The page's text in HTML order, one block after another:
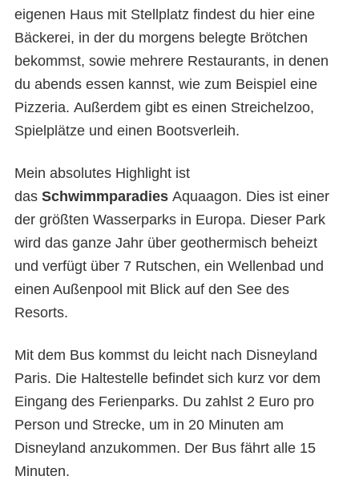
eigenen Haus mit Stellplatz findest du hier eine
Bäckerei, in der du morgens belegte Brötchen
bekommst, sowie mehrere Restaurants, in denen
du abends essen kannst, wie zum Beispiel eine
Pizzeria. Außerdem gibt es einen Streichelzoo,
Spielplätze und einen Bootsverleih.
Mein absolutes Highlight ist
das Schwimmparadies Aquaagon. Dies ist einer
der größten Wasserparks in Europa. Dieser Park
wird das ganze Jahr über geothermisch beheizt
und verfügt über 7 Rutschen, ein Wellenbad und
einen Außenpool mit Blick auf den See des
Resorts.
Mit dem Bus kommst du leicht nach Disneyland
Paris. Die Haltestelle befindet sich kurz vor dem
Eingang des Ferienparks. Du zahlst 2 Euro pro
Person und Strecke, um in 20 Minuten am
Disneyland anzukommen. Der Bus fährt alle 15
Minuten.